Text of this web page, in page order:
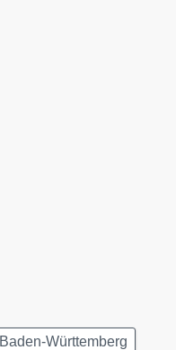
Baden-Württemberg